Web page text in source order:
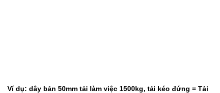
Ví dụ: dây bản 50mm tải làm việc 1500kg, tải kéo đứng = Tải